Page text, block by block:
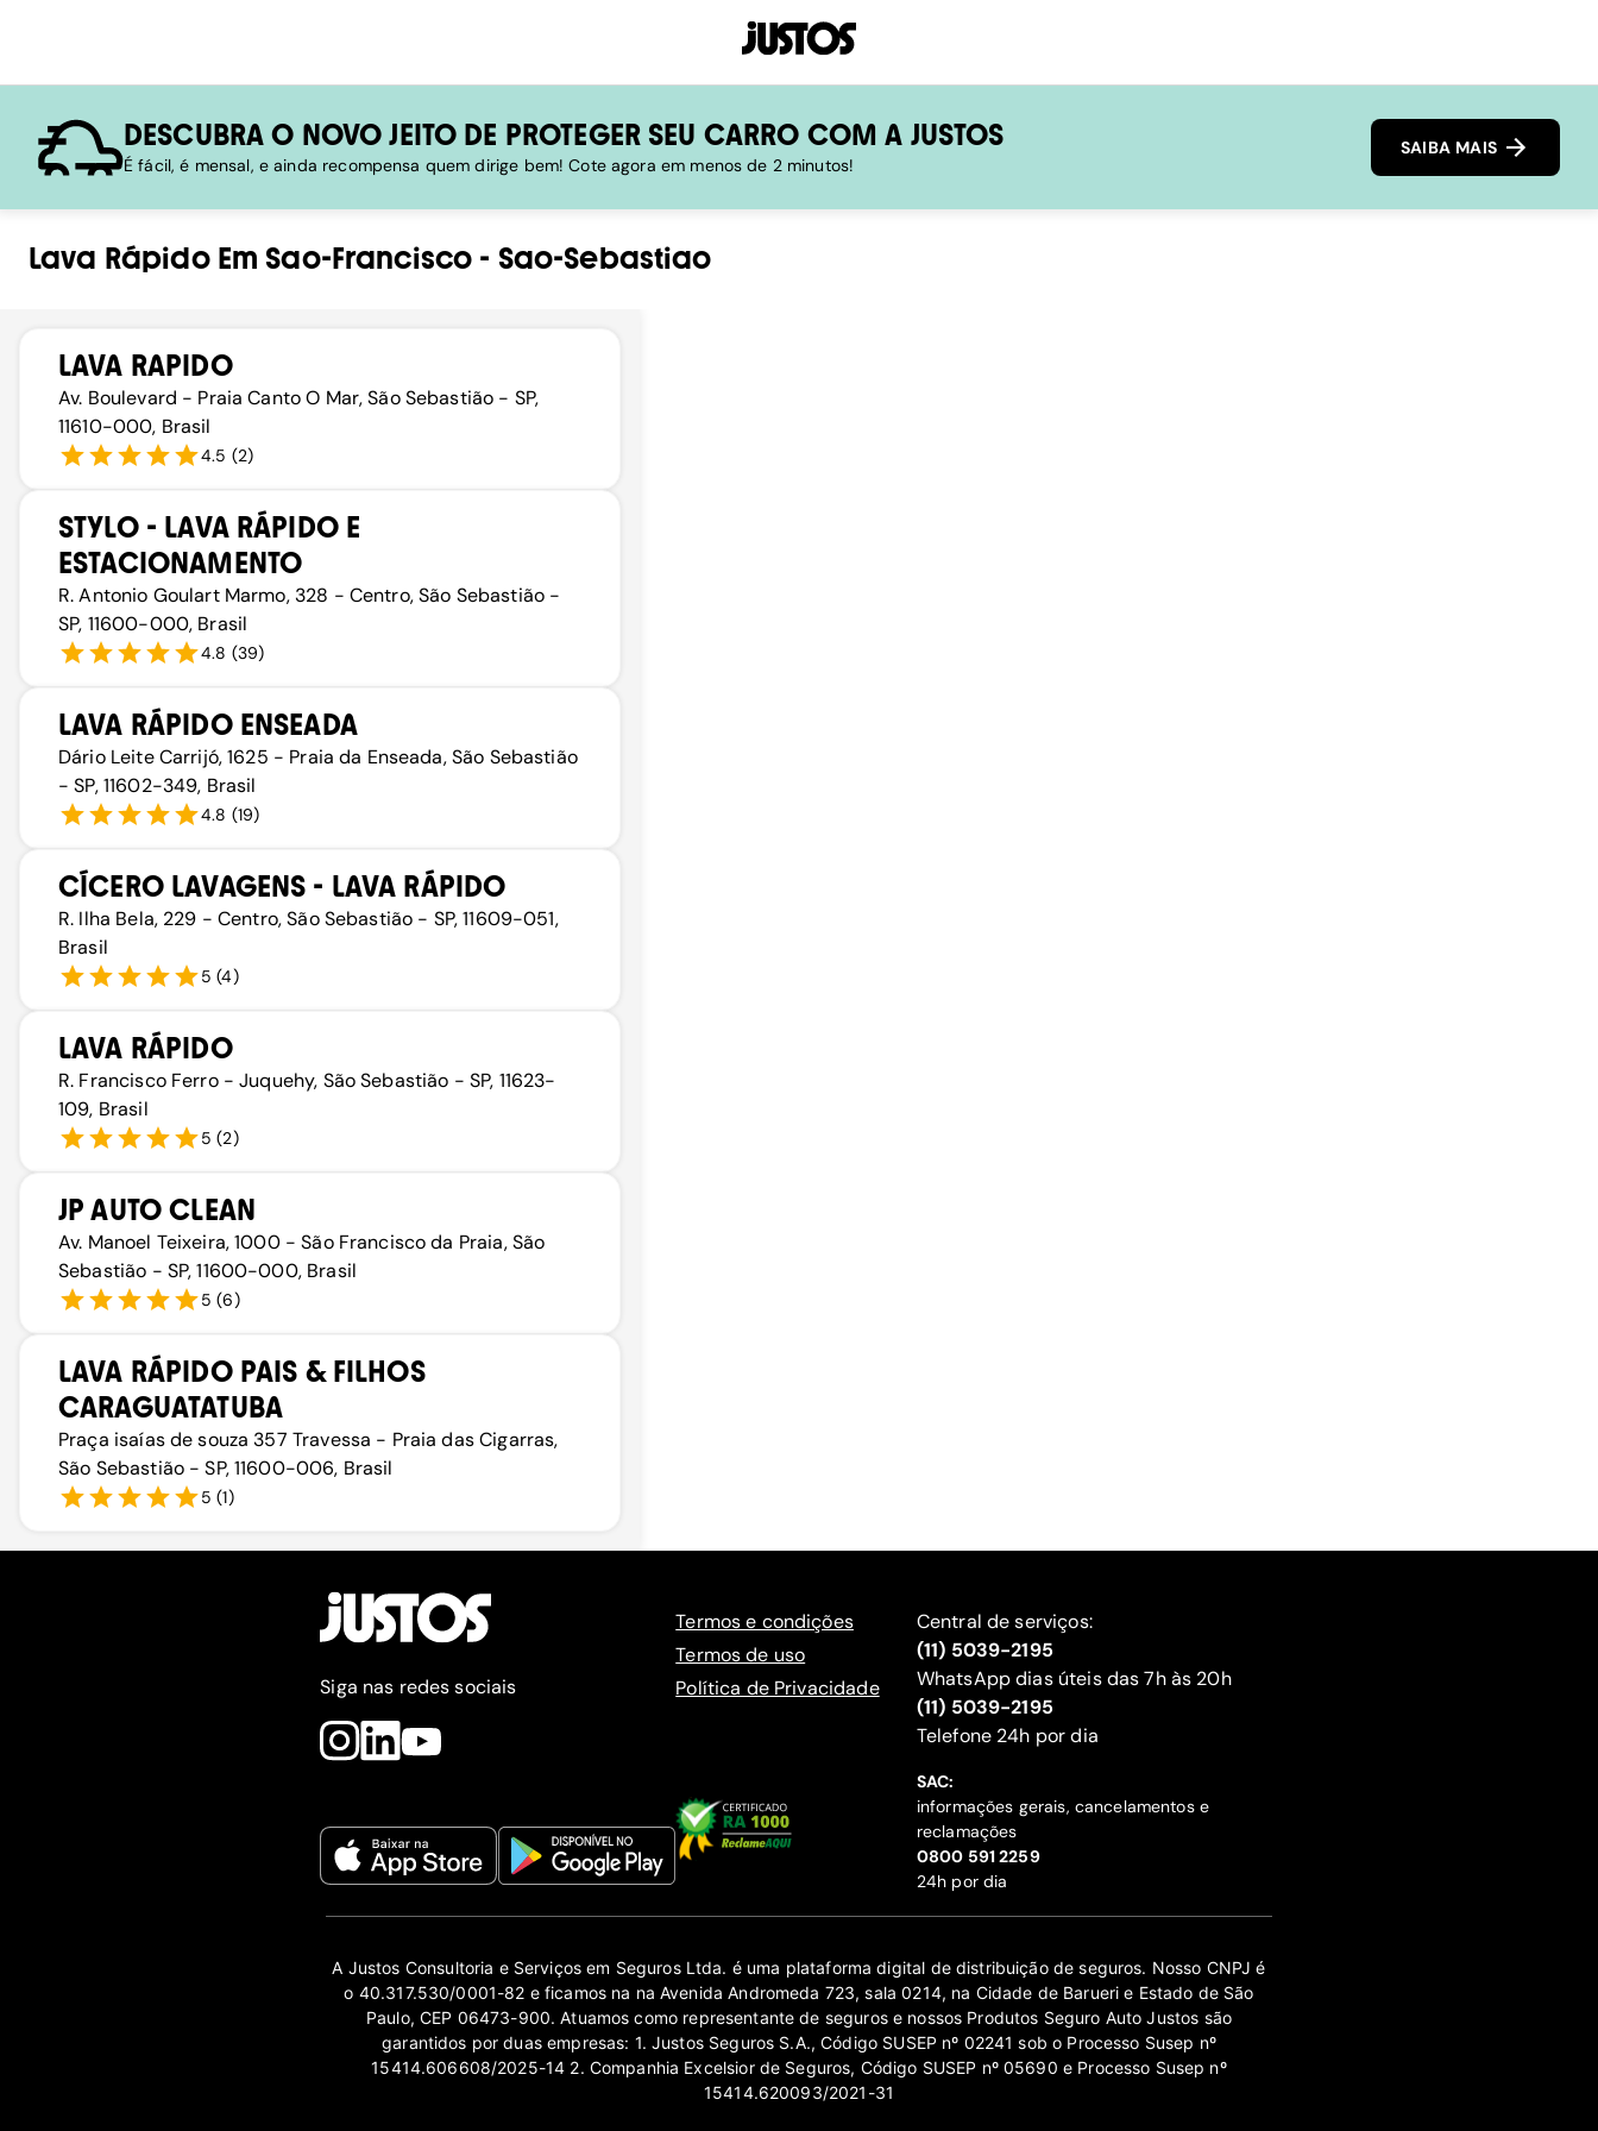
DESCUBRA O NOVO JEITO DE PROTEGER SEU CARRO COM A JUSTOS
É fácil, é mensal, e ainda recompensa quem dirige bem! Cote agora em menos de 2 minutos!
SAIBA MAIS
Lava RápidoEm Sao-Francisco - Sao-Sebastiao
LAVA RAPIDO
Av. Boulevard - Praia Canto O Mar, São Sebastião - SP,
11610-000, Brasil
4.5 (2)
STYLO - LAVA RÁPIDO E
ESTACIONAMENTO
R. Antonio Goulart Marmo, 328 - Centro, São Sebastião -
SP, 11600-000, Brasil
4.8 (39)
LAVA RÁPIDO ENSEADA
Dário Leite Carrijó, 1625 - Praia da Enseada, São Sebastião
- SP, 11602-349, Brasil
4.8 (19)
CÍCERO LAVAGENS - LAVA RÁPIDO
R. Ilha Bela, 229 - Centro, São Sebastião - SP, 11609-051,
Brasil
5 (4)
LAVA RÁPIDO
R. Francisco Ferro - Juquehy, São Sebastião - SP, 11623-
109, Brasil
5 (2)
JP AUTO CLEAN
Av. Manoel Teixeira, 1000 - São Francisco da Praia, São
Sebastião - SP, 11600-000, Brasil
5 (6)
LAVA RÁPIDO PAIS & FILHOS
CARAGUATATUBA
Praça isaías de souza 357 Travessa - Praia das Cigarras,
São Sebastião - SP, 11600-006, Brasil
5 (1)
Siga nas redes sociais
Termos e condições
Termos de uso
Política de Privacidade
Central de serviços:
(11) 5039-2195
WhatsApp dias úteis das 7h às 20h
(11) 5039-2195
‍Telefone 24h por dia
SAC:
informações gerais, cancelamentos e
reclamações
‍0800 591 2259
24h por dia
A Justos Consultoria e Serviços em Seguros Ltda. é uma plataforma digital de distribuição de seguros. Nosso CNPJ é
o 40.317.530/0001-82 e ficamos na na Avenida Andromeda 723, sala 0214, na Cidade de Barueri e Estado de São
Paulo, CEP 06473-900. Atuamos como representante de seguros e nossos Produtos Seguro Auto Justos são
garantidos por duas empresas: 1. Justos Seguros S.A., Código SUSEP nº 02241 sob o Processo Susep nº
15414.606608/2025-14 2. Companhia Excelsior de Seguros, Código SUSEP nº 05690 e Processo Susep nº
15414.620093/2021-31